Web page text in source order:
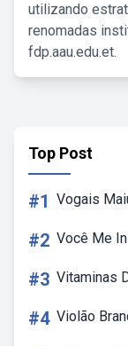
utilizando
renomadas
fdp.aau.edu.et.
Top Post
#1 Vogais
#2 Você Me
#3 Vitaminas
#4 Violão